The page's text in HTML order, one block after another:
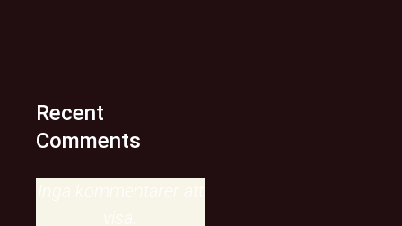
Recent
Comments
Inga kommentarer att
visa.